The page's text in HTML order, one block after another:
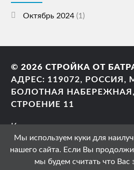
Октябрь 2024 (1)
© 2026СТРОЙКА ОТ
АДРЕС: 119072, РОССИЯ,
БОЛОТНАЯ
СТРОЕНИЕ 11
Как правильно сделать
Можно ли заливать
Фундамент своими руками?
Свайный фундамент
Мы используем куки для
нашего сайта. Если Вы
мы будем считать что Вас